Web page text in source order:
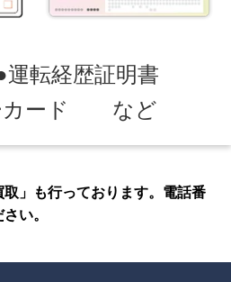
運転経歴証明書
カード など
」も行っております。電話番
い。